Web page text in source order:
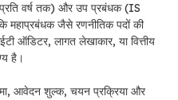
वर्ष तक) और उप प्रबंधक (IS
महाप्रबंधक जैसे रणनीतिक पदों की
लागत लेखाकार, या वित्तीय
है।
आवेदन शुल्क, चयन प्रक्रिया और